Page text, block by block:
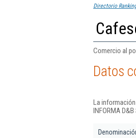
Directorio
Comercio al
Datos
La
INFORMA D&B